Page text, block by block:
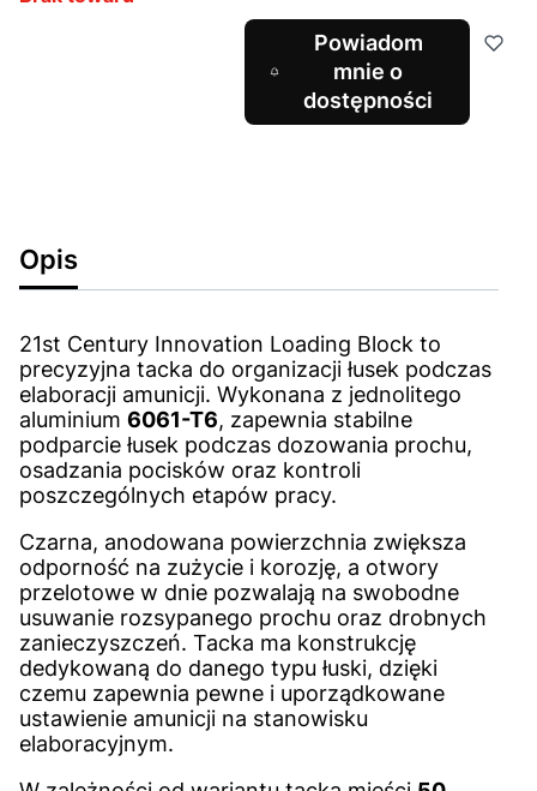
Powiadom
mnie o
dostępności
Opis
21st Century Innovation Loading Block to
precyzyjna tacka do organizacji łusek podczas
elaboracji amunicji. Wykonana z jednolitego
aluminium 6061-T6, zapewnia stabilne
podparcie łusek podczas dozowania prochu,
osadzania pocisków oraz kontroli
poszczególnych etapów pracy.
Czarna, anodowana powierzchnia zwiększa
odporność na zużycie i korozję, a otwory
przelotowe w dnie pozwalają na swobodne
usuwanie rozsypanego prochu oraz drobnych
zanieczyszczeń. Tacka ma konstrukcję
dedykowaną do danego typu łuski, dzięki
czemu zapewnia pewne i uporządkowane
ustawienie amunicji na stanowisku
elaboracyjnym.